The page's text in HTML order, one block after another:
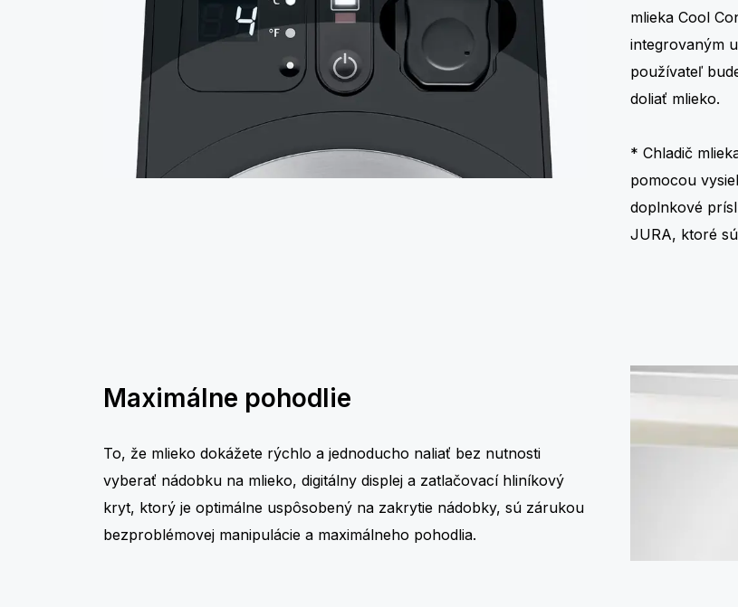
mlieka Cool
integrovaným
používateľ
doliať mlieko.
* Chladič
pomocou
doplnkové
JURA, ktoré
Maximálne pohodlie
To, že mlieko dokážete rýchlo a jednoducho naliať bez nutnosti
vyberať nádobku na mlieko, digitálny displej a zatlačovací hliníkový
kryt, ktorý je optimálne uspôsobený na zakrytie nádobky, sú zárukou
bezproblémovej manipulácie a maximálneho pohodlia.